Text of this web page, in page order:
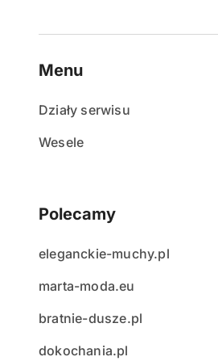
Menu
Działy serwisu
Wesele
Polecamy
eleganckie-muchy.pl
marta-moda.eu
bratnie-dusze.pl
dokochania.pl